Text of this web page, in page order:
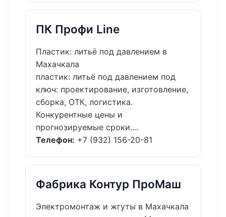
ПК Профи Line
Пластик: литьё под давлением в
Махачкала
пластик: литьё под давлением под
ключ: проектирование, изготовление,
сборка, ОТК, логистика.
Конкурентные цены и
прогнозируемые сроки....
Телефон: +7 (932) 156-20-81
Фабрика Контур ПроМаш
Электромонтаж и жгуты в Махачкала